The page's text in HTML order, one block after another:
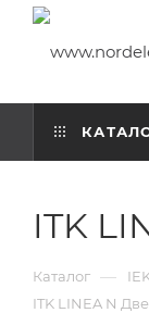
ITK
Каталог —
ITK LINEA N